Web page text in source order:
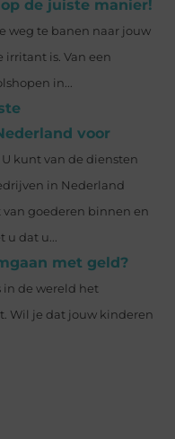
de juiste manier!
weg te banen naar jouw
is. Van een
in...
voor
U kunt van de diensten
in Nederland
goederen binnen en
dat u...
met geld?
in de wereld het
Wil je dat jouw kinderen